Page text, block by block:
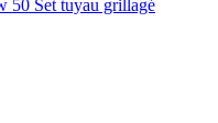
Set tuyau grillagé